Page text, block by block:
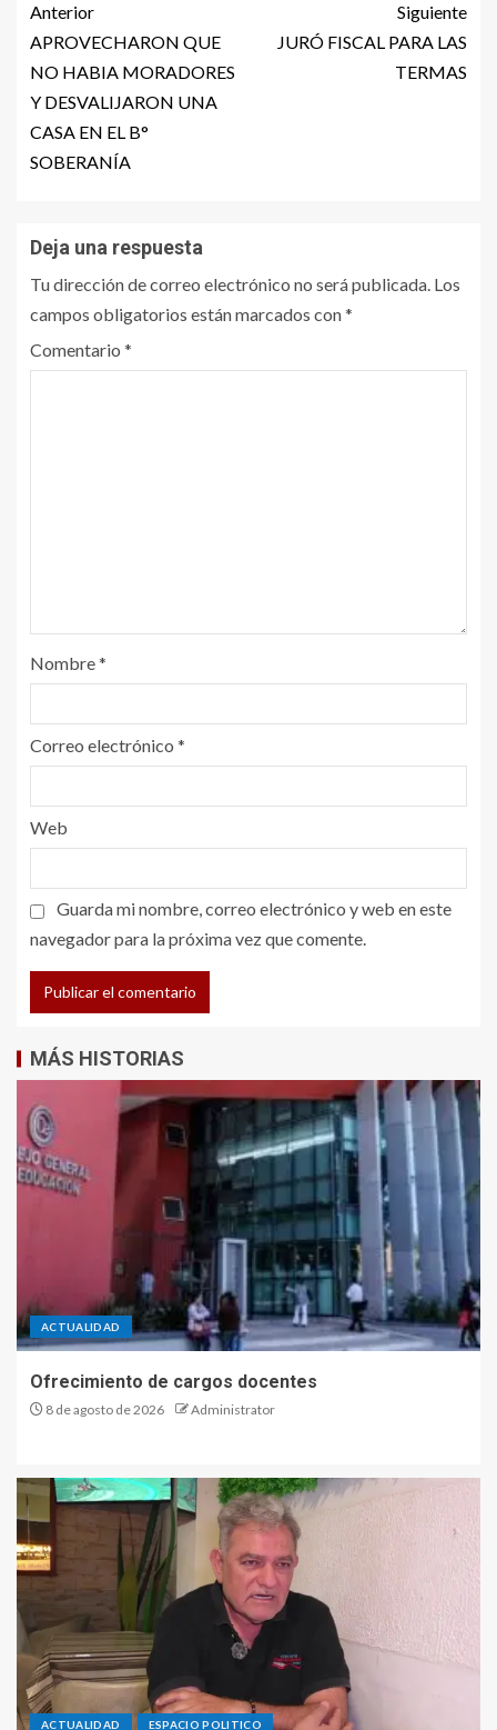
Anterior
APROVECHARON QUE
NO HABIA MORADORES
Y DESVALIJARON UNA
CASA EN EL B°
SOBERANÍA
Siguiente
JURÓ FISCAL PARA LAS
TERMAS
Deja una respuesta
Tu dirección de correo electrónico no será publicada. Los
campos obligatorios están marcados con*
Comentario *
Nombre*
Correo electrónico *
Web
Guarda mi nombre, correo electrónico y web en este
navegador para la próxima vez que comente.
MÁS HISTORIAS
ACTUALIDAD
Ofrecimiento de cargos docentes
8 de agosto de 2026 Administrator
ACTUALIDAD ESPACIO POLITICO